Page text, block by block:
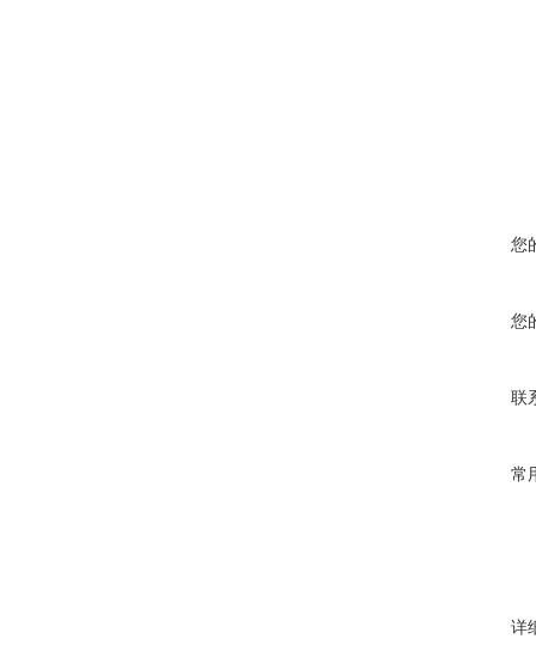
您
您
联
常
详